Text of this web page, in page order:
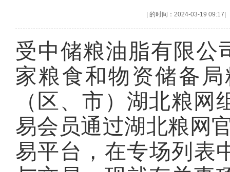
的时间：2024-03-19 09:17
受中储粮油脂有限公
家粮食和物资储备
（区、市）湖北粮
易会员通过湖北粮网
易平台，在专场列表